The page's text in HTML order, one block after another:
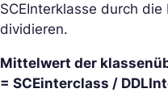
SCEInterklasse durch die
dividieren.
Mittelwert der
= SCEinterclass /